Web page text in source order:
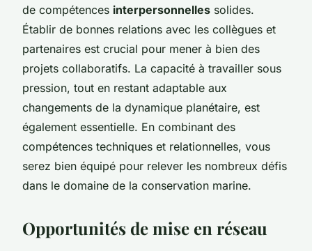
de compétences interpersonnelles solides.
Établir de bonnes relations avec les collègues et
partenaires est crucial pour mener à bien des
projets collaboratifs. La capacité à travailler sous
pression, tout en restant adaptable aux
changements de la dynamique planétaire, est
également essentielle. En combinant des
compétences techniques et relationnelles, vous
serez bien équipé pour relever les nombreux défis
dans le domaine de la conservation marine.
Opportunités de mise en réseau